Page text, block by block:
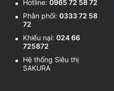
Hotline:0965 72 58 72
Phân phối:0333 72 58
72
Khiếu nại:024 66
725872
Hệ thống Siêu thị
SAKURA